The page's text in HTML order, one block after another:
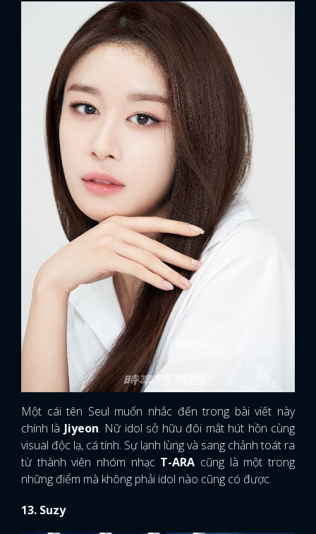
Một cái tên Seul muốn nhắc đến trong bài viết này
chính là Jiyeon. Nữ idol sở hữu đôi mắt hút hồn cùng
visual độc lạ, cá tính. Sự lạnh lùng và sang chảnh toát ra
từ thành viên nhóm nhạc T-ARA cũng là một trong
những điểm mà không phải idol nào cũng có được.
13. Suzy